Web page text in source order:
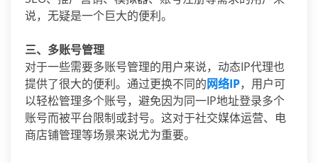
说，无疑是一个巨大的便利。
三、多账号管理
对于一些需要多账号管理的用户来说，动态IP代理也
提供了很大的便利。通过更换不同的网络IP，用户可
以轻松管理多个账号，避免因为同一IP地址登录多个
账号而被平台限制或封号。这对于社交媒体运营、电
商店铺管理等场景来说尤为重要。